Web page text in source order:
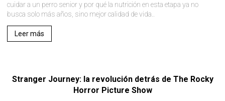
cuidar a un perro senior y por qué la nutrición en esta etapa ya no
busca solo más años, sino mejor calidad de vida..
Leer más
Stranger Journey: la revolución detrás de The Rocky
Horror Picture Show